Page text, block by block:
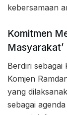
kebersamaan
Komitmen
Masyarakat’
Berdiri sebagai
Komjen
yang
sebagai